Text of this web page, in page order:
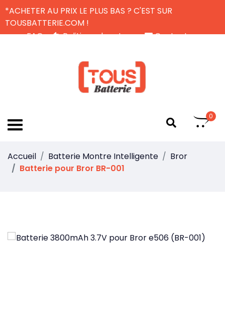
*ACHETER AU PRIX LE PLUS BAS ? C'EST SUR
TOUSBATTERIE.COM !
FAQ
Politique de retour
Contactez-nous
0
Accueil Batterie Montre Intelligente
Bror
Batterie pour Bror BR-001